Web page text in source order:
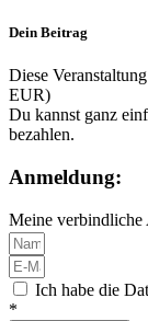
Dein Beitrag
Diese
EUR)
Du kannst ganz
bezahlen.
Anmeldung:
Meine verbindliche
Ich habe die
*